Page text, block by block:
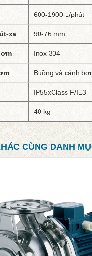
600-1900 L/phút
xả 90-76 mm
Inox 304
Buồng và cánh
IP55xClass F/IE3
40 kg
CÙNG DANH